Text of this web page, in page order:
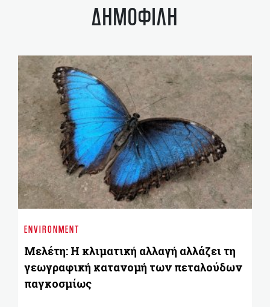
ΔΗΜΟΦΙΛΗ
ENVIRONMENT
Μελέτη: Η κλιματική αλλαγή αλλάζει τη
γεωγραφική κατανομή των πεταλούδων
παγκοσμίως